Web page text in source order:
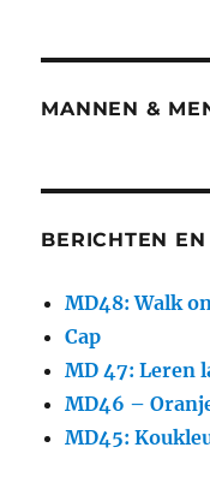
MANNEN &
BERICHTEN
MD48: Walk
Cap
MD 47: Leren
MD46 –
MD45: